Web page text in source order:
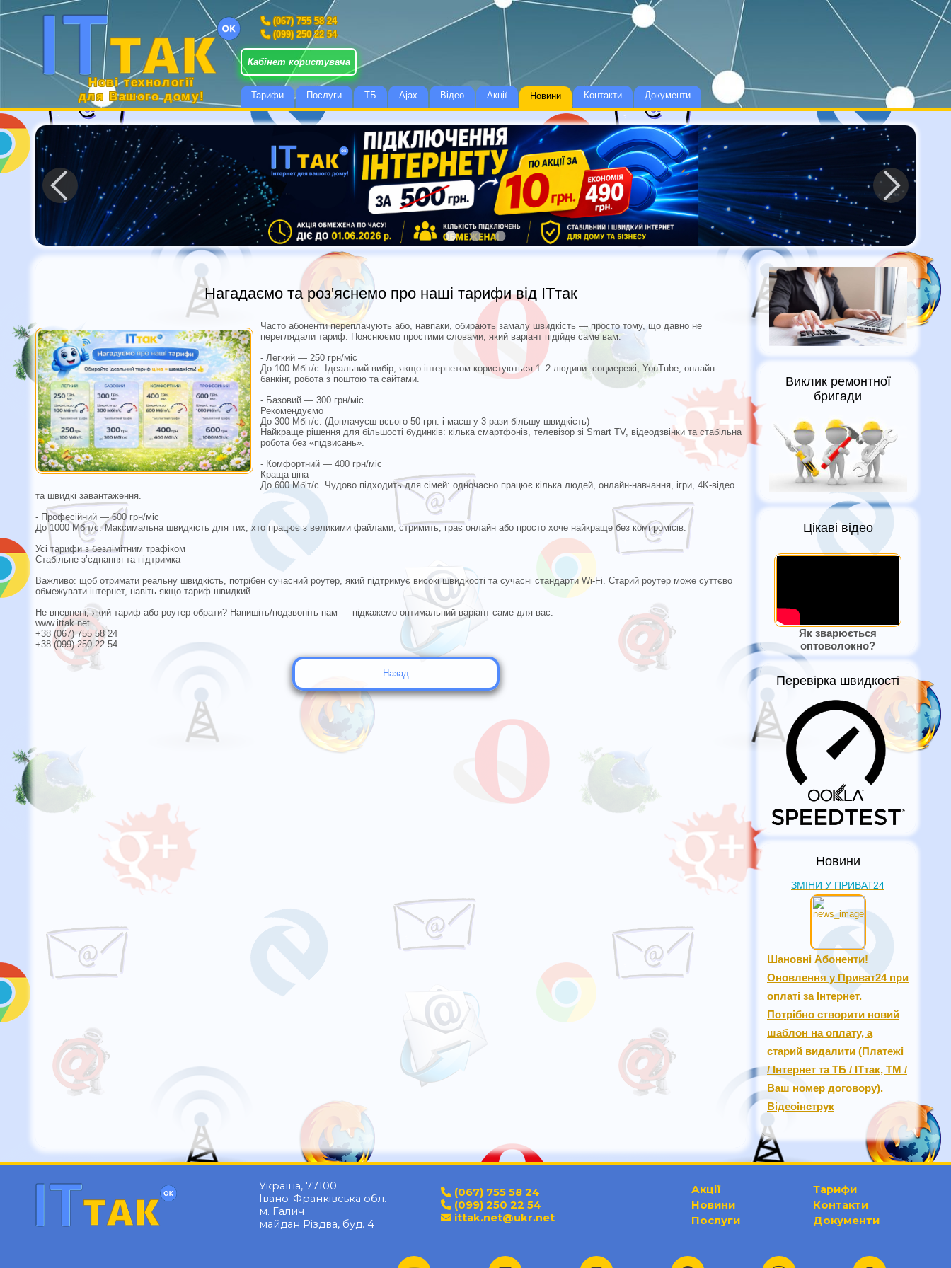
Нові технології
для Вашого дому!
(067) 755 58 24
(099) 250 22 54
Кабінет користувача
Тарифи Послуги ТБ Ajax Відео Акції Новини Контакти Документи
Виклик ремонтної
бригади
Цікаві відео
Як зварюється
оптоволокно?
Перевірка швидкості
Новини
ЗМІНИ У ПРИВАТ24
Шановні Абоненти!
Оновлення у Приват24 при
оплаті за Інтернет.
Потрібно створити новий
шаблон на оплату, а
старий видалити (Платежі
/ Інтернет та ТБ / ІТтак, ТМ /
Ваш номер договору).
Відеоінструк
Нагадаємо та роз'яснемо про наші тарифи від ІТтак
Часто абоненти переплачують або, навпаки, обирають замалу швидкість — просто тому, що давно не
переглядали тариф. Пояснюємо простими словами, який варіант підійде саме вам.
- Легкий — 250 грн/міс
До 100 Мбіт/с. Ідеальний вибір, якщо інтернетом користуються 1–2 людини: соцмережі, YouTube, онлайн-
банкінг, робота з поштою та сайтами.
- Базовий — 300 грн/міс
Рекомендуємо
До 300 Мбіт/с. (Доплачуєш всього 50 грн. і маєш у 3 рази більшу швидкість)
Найкраще рішення для більшості будинків: кілька смартфонів, телевізор зі Smart TV, відеодзвінки та стабільна
робота без «підвисань».
- Комфортний — 400 грн/міс
Краща ціна
До 600 Мбіт/с. Чудово підходить для сімей: одночасно працює кілька людей, онлайн-навчання, ігри, 4K-відео
та швидкі завантаження.
- Професійний — 600 грн/міс
До 1000 Мбіт/с. Максимальна швидкість для тих, хто працює з великими файлами, стримить, грає онлайн або просто хоче найкраще без компромісів.
Усі тарифи з безлімітним трафіком
Стабільне з’єднання та підтримка
Важливо: щоб отримати реальну швидкість, потрібен сучасний роутер, який підтримує високі швидкості та сучасні стандарти Wi‑Fi. Старий роутер може суттєво
обмежувати інтернет, навіть якщо тариф швидкий.
Не впевнені, який тариф або роутер обрати? Напишіть/подзвоніть нам — підкажемо оптимальний варіант саме для вас.
www.ittak.net
+38 (067) 755 58 24
+38 (099) 250 22 54
Назад
Україна, 77100
Івано-Франківська обл.
м. Галич
майдан Різдва, буд. 4
(067) 755 58 24
(099) 250 22 54
ittak.net@ukr.net
Акції
Новини
Послуги
Тарифи
Контакти
Документи